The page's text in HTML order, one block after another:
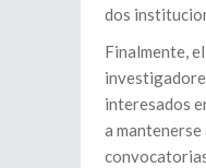
dos
Finalmente,
interesados
a